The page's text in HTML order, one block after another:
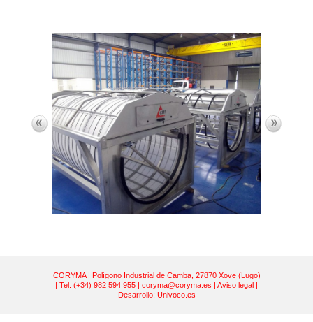
CORYMA | Polígono Industrial de Camba, 27870 Xove (Lugo)
| Tel. (+34) 982 594 955 | coryma@coryma.es | Aviso legal |
Desarrollo: Univoco.es